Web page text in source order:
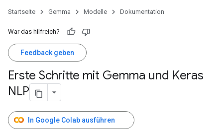
Startseite Gemma Modelle Dokumentation
War das hilfreich?
Feedback geben
Erste Schritte mit Gemma und Keras
NLP
In Google Colab ausführen